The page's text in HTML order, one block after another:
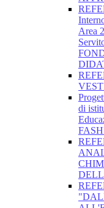
Area
di